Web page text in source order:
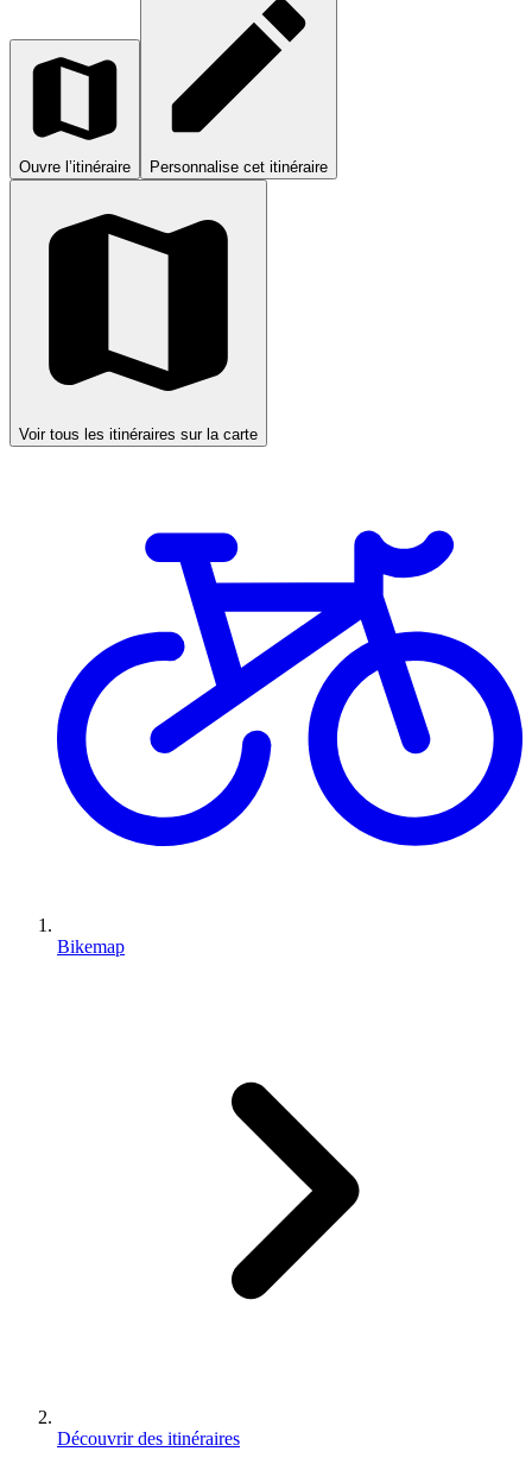
Ouvre l’itinéraire Personnalise cet itinéraire
Voir tous les itinéraires sur la carte
Bikemap
Découvrir des itinéraires